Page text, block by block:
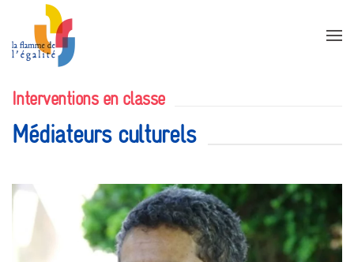
Accéder au contenu principal
Interventions en classe
Médiateurs culturels